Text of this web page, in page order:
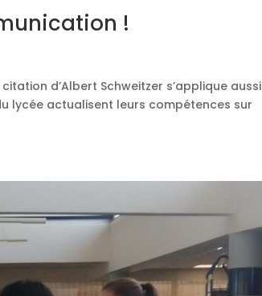
!
d’Albert Schweitzer s’applique aussi
lycée actualisent leurs compétences sur